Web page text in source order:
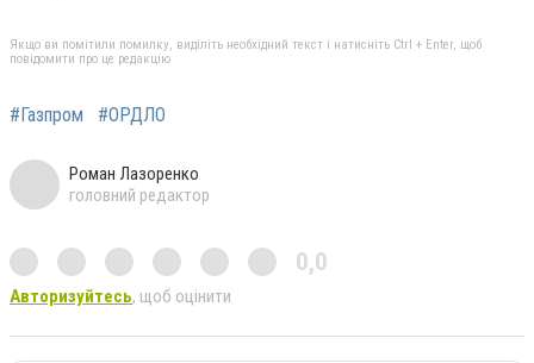
Якщо ви помітили помилку, виділіть необхідний текст і натисніть Ctrl + Enter, щоб
повідомити про це редакцію
#Газпром #ОРДЛО
Роман Лазоренко
головний редактор
0,0
Авторизуйтесь, щоб оцінити